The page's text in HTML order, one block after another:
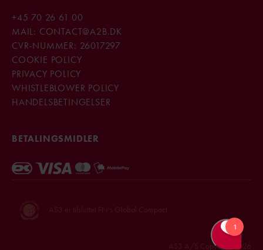
+45 70 26 61 00
MAIL: CONTACT@A2B.DK
CVR-NUMMER: 26017297
COOKIE POLICY
PRIVACY POLICY
WHISTLEBLOWER POLICY
HANDELSBETINGELSER
BETALINGSMIDLER
AS3 er tilsluttet FN's Global Compact
AS3 A/S Copyright 2026